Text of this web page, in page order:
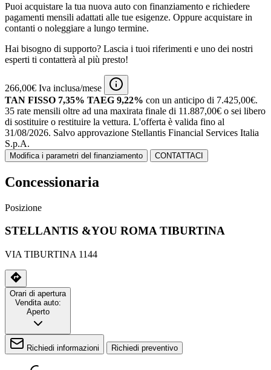
Puoi acquistare la tua nuova auto con finanziamento e richiedere
pagamenti mensili adattati alle tue esigenze. Oppure acquistare in
contanti o noleggiare a lungo termine.
Hai bisogno di supporto? Lascia i tuoi riferimenti e uno dei nostri
esperti ti contatterà al più presto!
266,00€ Iva inclusa/mese
TAN FISSO 7,35% TAEG 9,22% con un anticipo di 7.425,00€.
35 rate mensili oltre ad una maxirata finale di 11.887,00€ o sei libero
di sostituire o restituire la vettura. L'offerta è valida fino al
31/08/2026. Salvo approvazione Stellantis Financial Services Italia
S.p.A.
Modifica i parametri del finanziamento CONTATTACI
Concessionaria
Posizione
STELLANTIS &YOU ROMA TIBURTINA
VIA TIBURTINA 1144
Orari di apertura
Vendita auto:
Aperto
Richiedi informazioni Richiedi preventivo